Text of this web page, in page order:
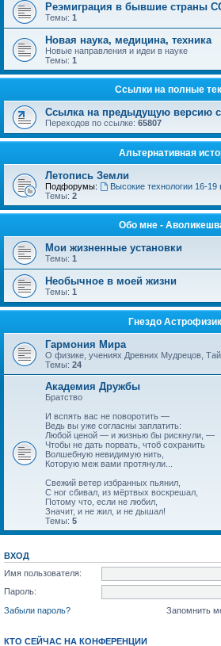
Реэмиграция в бывшие страны
Темы: 1
Новая наука, медицина, техника
Новые направления и идеи в науке
Темы: 1
Ссылки на полные
Ссылка на предыдущую версию
Переходов по ссылке: 65807
Альтернативная
Летопись Земли
Подфорумы: Высокие технологии 16-19
Темы: 2
Обо мне -
Мои жизненные установки
Темы: 1
Необычное в моей жизни
Темы: 1
Гнездо
Гармония Мира
О физике, учениях Древних Мудрецов,
Темы: 24
Академия Дружбы
Братство
И вспять вас не поворотить —
Ведь вы уже согласны заплатить:
Любой ценой — и жизнью бы рискнули, —
Чтобы не дать порвать, чтоб сохранить
Волшебную невидимую нить,
Которую меж вами протянули...
Свежий ветер избранных пьянил,
С ног сбивал, из мёртвых воскрешал,
Потому что, если не любил,
Значит, и не жил, и не дышал!
Темы: 5
ВХОД
Имя пользователя:
Пароль:
Забыли пароль?
Запомнить
КТО СЕЙЧАС НА КОНФЕРЕНЦИИ